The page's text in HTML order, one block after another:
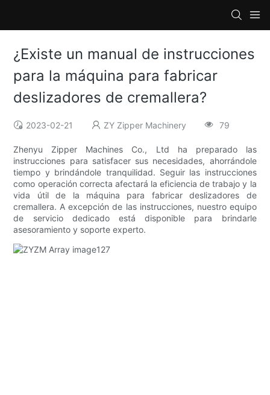
¿Existe un manual de instrucciones
para la máquina para fabricar
deslizadores de cremallera?
2023-02-21 ZY Zipper Machinery 79
Zhenyu Zipper Machines Co., Ltd ha preparado las
instrucciones para satisfacer sus necesidades, ahorrándole
tiempo y brindándole tranquilidad. Seguir las instrucciones
como operación correcta afectará la eficiencia de trabajo y la
vida útil de la máquina para fabricar deslizadores de
cremallera. A excepción de las instrucciones, nuestro equipo
de servicio dedicado está disponible para brindarle
asesoramiento y soporte experto.